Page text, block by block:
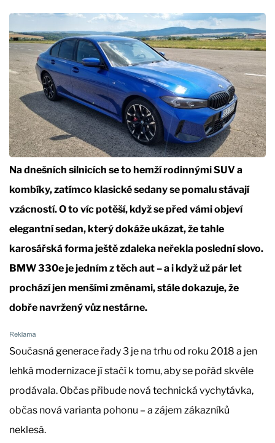
Na dnešních silnicích se to hemží rodinnými SUV a
kombíky, zatímco klasické sedany se pomalu stávají
vzácností. O to víc potěší, když se před vámi objeví
elegantní sedan, který dokáže ukázat, že tahle
karosářská forma ještě zdaleka neřekla poslední slovo.
BMW 330e je jedním z těch aut – a i když už pár let
prochází jen menšími změnami, stále dokazuje, že
dobře navržený vůz nestárne.
Současná generace řady 3 je na trhu od roku 2018 a jen
lehká modernizace jí stačí k tomu, aby se pořád skvěle
prodávala. Občas přibude nová technická vychytávka,
občas nová varianta pohonu – a zájem zákazníků
neklesá.